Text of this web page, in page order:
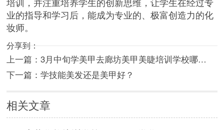
业的指导和学习后，能成为专业的、极富创造力的化
妆师。
分享到：
上一篇：3月中旬学美甲去廊坊美甲美睫培训学校哪…
下一篇：学技能美发还是美甲好？
相关文章